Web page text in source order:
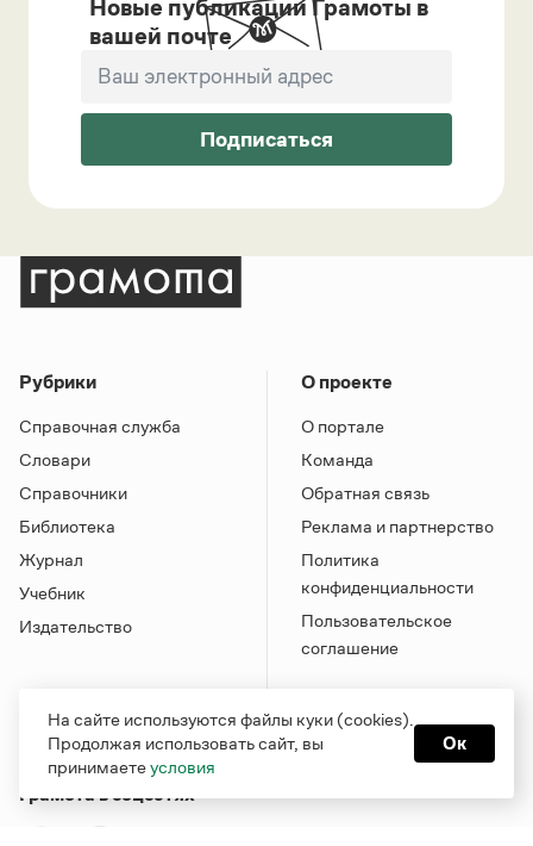
Новые публикации Грамоты в
вашей почте
Подписаться
Рубрики
Справочная служба
Словари
Справочники
Библиотека
Журнал
Учебник
Издательство
О проекте
О портале
Команда
Обратная связь
Реклама и партнерство
Политика
конфиденциальности
Пользовательское
соглашение
Грамота в соцсетях
На сайте используются файлы куки (cookies).
Продолжая использовать сайт, вы
принимаетеусловия
Ок